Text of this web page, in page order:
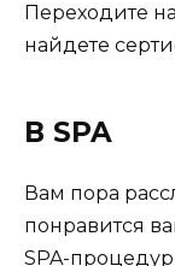
Переходите
найдете
В SPA
Вам пора
понравится
SPA-